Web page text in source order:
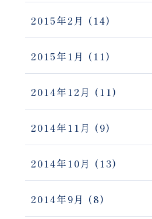
2015年2月 (14)
2015年1月 (11)
2014年12月 (11)
2014年11月 (9)
2014年10月 (13)
2014年9月 (8)